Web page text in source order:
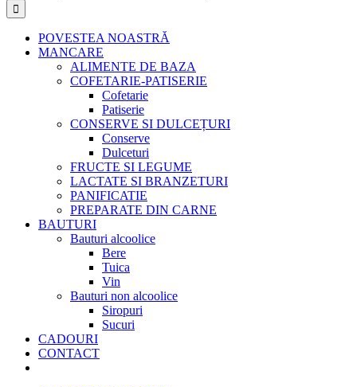
POVESTEA NOASTRĂ
MANCARE
ALIMENTE DE BAZA
COFETARIE-PATISERIE
Cofetarie
Patiserie
CONSERVE SI DULCEȚURI
Conserve
Dulceturi
FRUCTE SI LEGUME
LACTATE SI BRANZETURI
PANIFICATIE
PREPARATE DIN CARNE
BAUTURI
Bauturi alcoolice
Bere
Tuica
Vin
Bauturi non alcoolice
Siropuri
Sucuri
CADOURI
CONTACT